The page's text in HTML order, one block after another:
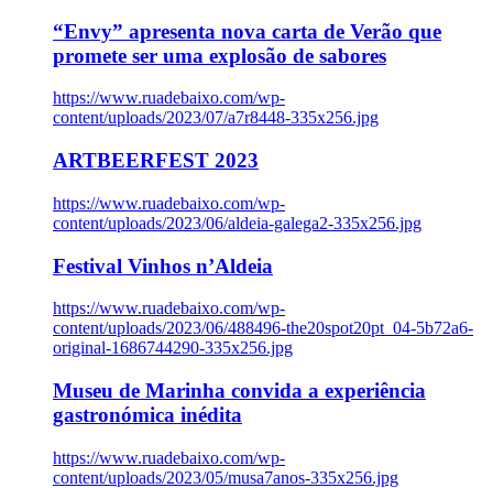
“Envy” apresenta nova carta de Verão que
promete ser uma explosão de sabores
https://www.ruadebaixo.com/wp-
content/uploads/2023/07/a7r8448-335x256.jpg
ARTBEERFEST 2023
https://www.ruadebaixo.com/wp-
content/uploads/2023/06/aldeia-galega2-335x256.jpg
Festival Vinhos n’Aldeia
https://www.ruadebaixo.com/wp-
content/uploads/2023/06/488496-the20spot20pt_04-5b72a6-
original-1686744290-335x256.jpg
Museu de Marinha convida a experiência
gastronómica inédita
https://www.ruadebaixo.com/wp-
content/uploads/2023/05/musa7anos-335x256.jpg